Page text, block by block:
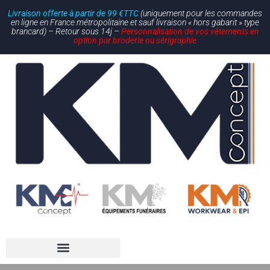
Livraison offerte à partir de 99 €TTC(uniquement pour les commandes
en ligne en France métropolitaine et sauf livraison « hors gabarit » type
brancard) – Retour sous 14j – Personnalisation de vos vêtements en
option par broderie ou sérigraphie